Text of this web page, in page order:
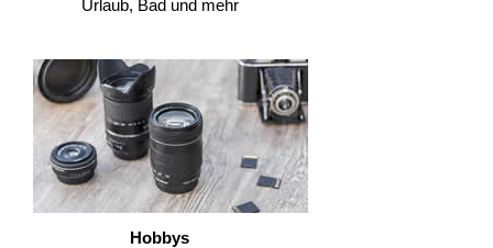
Urlaub, Bad und mehr
Hobbys